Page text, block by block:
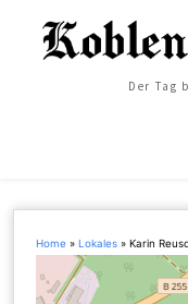
Der Tag
Home »Lokales »Karin